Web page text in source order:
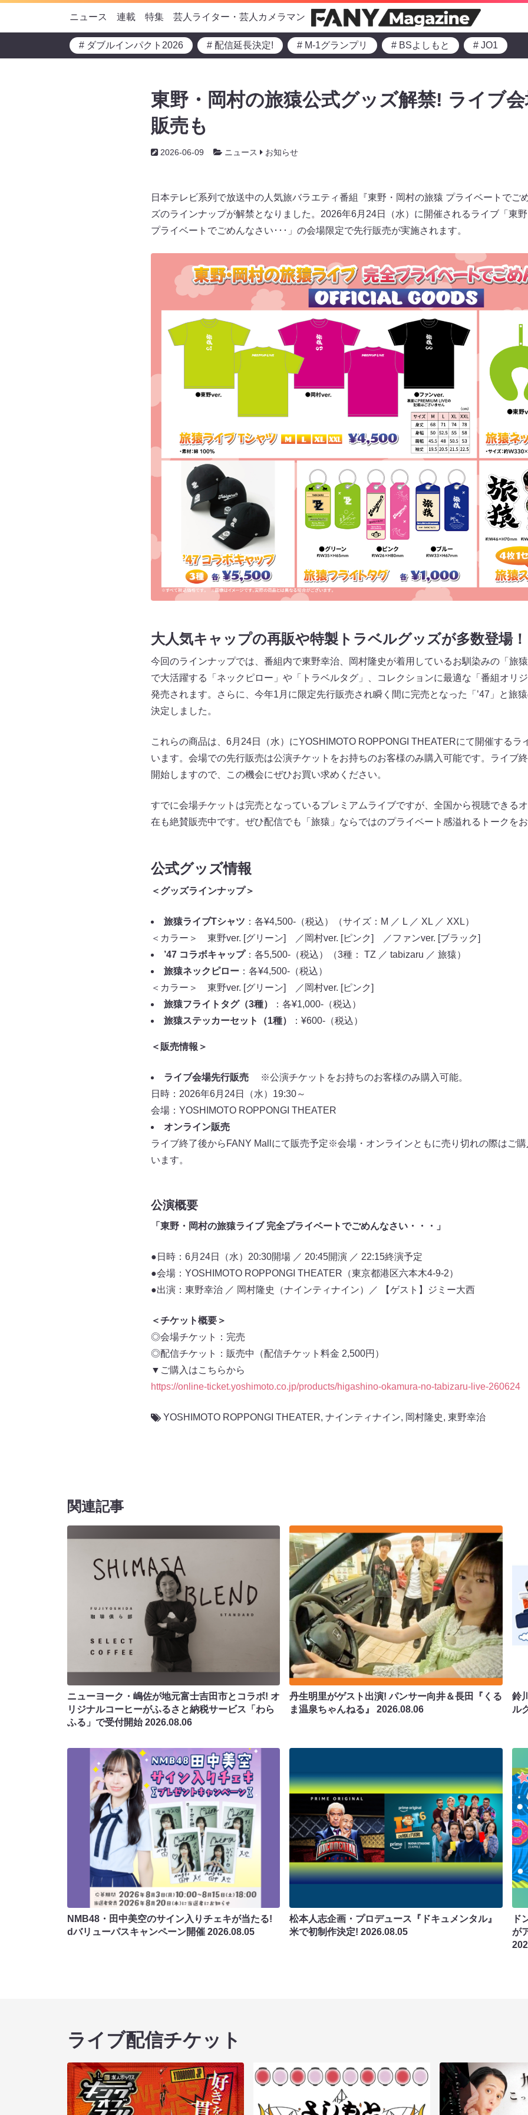
ニュース 連載 特集 芸人ライター・芸人カメラマン
# ダブルインパクト2026 # 配信延長決定! # M-1グランプリ # BSよしもと # JO1
東野・岡村の旅猿公式グッズ解禁! ライブ
販売も
2026-06-09 ニュース お知らせ
日本テレビ系列で放送中の人気旅バラエティ番組『東野・岡村の旅猿 プライベートでご
ズのラインナップが解禁となりました。2026年6月24日（水）に開催されるライブ「東
プライベートでごめんなさい･･･」の会場限定で先行販売が実施されます。
大人気キャップの再販や特製トラベルグッズが多数登場！
今回のラインナップでは、番組内で東野幸治、岡村隆史が着用しているお馴染みの「旅
で大活躍する「ネックピロー」や「トラベルタグ」、コレクションに最適な「番組オリ
発売されます。さらに、今年1月に限定先行販売され瞬く間に完売となった「’47」と旅
決定しました。
これらの商品は、6月24日（水）にYOSHIMOTO ROPPONGI THEATERにて開催するラ
います。会場での先行販売は公演チケットをお持ちのお客様のみ購入可能です。ライブ
開始しますので、この機会にぜひお買い求めください。
すでに会場チケットは完売となっているプレミアムライブですが、全国から視聴できる
在も絶賛販売中です。ぜひ配信でも「旅猿」ならではのプライベート感溢れるトークをお
公式グッズ情報
＜グッズラインナップ＞
旅猿ライブTシャツ ：各¥4,500-（税込）（サイズ：M ／ L ／ XL ／ XXL）
＜カラー＞ 東野ver. [グリーン] ／岡村ver. [ピンク] ／ファンver. [ブラック]
’47 コラボキャップ：各5,500-（税込）（3種： TZ ／ tabizaru ／ 旅猿）
旅猿ネックピロー：各¥4,500-（税込）
＜カラー＞ 東野ver. [グリーン] ／岡村ver. [ピンク]
旅猿フライトタグ（3種）
：各¥1,000-（税込）
旅猿ステッカーセット（1種）
：¥600-（税込）
＜販売情報＞
ライブ会場先行販売※公演チケットをお持ちのお客様のみ購入可能。
日時：2026年6月24日（水）19:30～
会場：YOSHIMOTO ROPPONGI THEATER
オンライン販売
ライブ終了後からFANY Mallにて販売予定※会場・オンラインともに売り切れの際はご
います。
公演概要
「東野・岡村の旅猿ライブ 完全プライベートでごめんなさい・・・」
●日時：6月24日（水）20:30開場 ／ 20:45開演 ／ 22:15終演予定
●会場：YOSHIMOTO ROPPONGI THEATER（東京都港区六本木4-9-2）
●出演：東野幸治 ／ 岡村隆史（ナインティナイン）／ 【ゲスト】ジミー大西
＜チケット概要＞
◎会場チケット：完売
◎配信チケット：販売中（配信チケット料金 2,500円）
▼ご購入はこちらから
https://online-ticket.yoshimoto.co.jp/products/higashino-okamura-no-tabizaru-live-260624
YOSHIMOTO ROPPONGI THEATER, ナインティナイン, 岡村隆史, 東野幸治
関連記事
ニューヨーク・嶋佐が地元富士吉田市とコラボ! オ
リジナルコーヒーがふるさと納税サービス「わら
ふる」で受付開始2026.08.06
丹生明里がゲスト出演! パンサー向井＆長田『くる
ま温泉ちゃんねる』2026.08.06
鈴
ル
NMB48・田中美空のサイン入りチェキが当たる!
dバリューパスキャンペーン開催 2026.08.05
松本人志企画・プロデュース『ドキュメンタル』
米で初制作決定!2026.08.05
ド
が
ライブ配信チケット